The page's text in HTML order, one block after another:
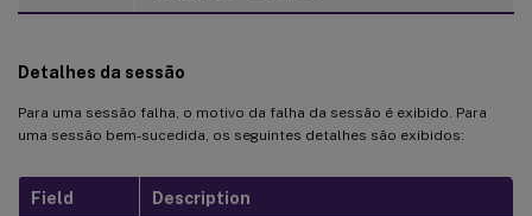
Detalhes da sessão
Para uma sessão falha, o motivo da falha da sessão é exibido. Para
uma sessão bem-sucedida, os seguintes detalhes são exibidos:
Field Description